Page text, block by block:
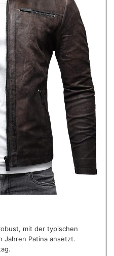
mit der typischen
Jahren Patina ansetzt.